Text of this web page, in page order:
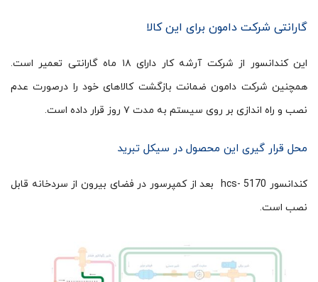
گارانتی شرکت دامون برای این کالا
این کندانسور از شرکت آرشه کار دارای ۱۸ ماه گارانتی تعمیر است.
همچنین شرکت دامون ضمانت بازگشت کالاهای خود را درصورت عدم
نصب و راه اندازی بر روی سیستم به مدت ۷ روز قرار داده است.
محل قرار گیری این محصول در سیکل تبرید
کندانسور hcs- 5170 بعد از کمپرسور در فضای بیرون از سردخانه قابل
نصب است.